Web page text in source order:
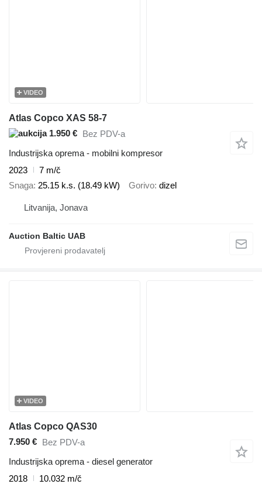
VIDEO
Atlas Copco XAS 58-7
1.950 € Bez PDV-a
Industrijska oprema - mobilni kompresor
2023
7 m/č
Snaga 25.15 k.s. (18.49 kW) Gorivo dizel
Litvanija, Jonava
Auction Baltic UAB
VIDEO
Atlas Copco QAS30
7.950 € Bez PDV-a
Industrijska oprema - diesel generator
2018
10.032 m/č